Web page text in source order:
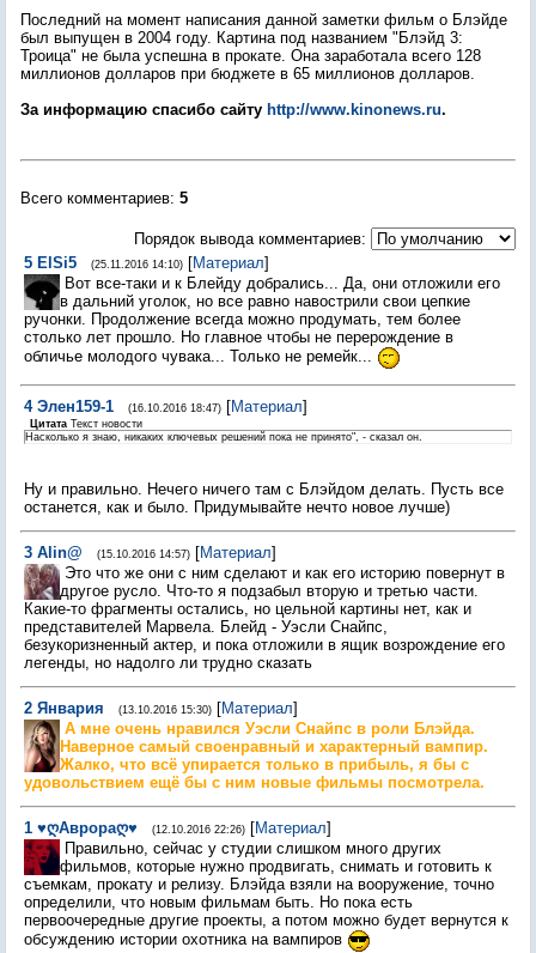
Последний на момент написания данной заметки фильм о Блэйде
был выпущен в 2004 году. Картина под названием "Блэйд 3:
Троица" не была успешна в прокате. Она заработала всего 128
миллионов долларов при бюджете в 65 миллионов долларов.
За информацию спасибо сайту http://www.kinonews.ru.
Всего комментариев: 5
Порядок вывода комментариев:
5 ElSi5 (25.11.2016 14:10) [Материал]
Вот все-таки и к Блейду добрались... Да, они отложили его
в дальний уголок, но все равно навострили свои цепкие
ручонки. Продолжение всегда можно продумать, тем более
столько лет прошло. Но главное чтобы не перерождение в
обличье молодого чувака... Только не ремейк...
4 Элен159-1 (16.10.2016 18:47) [Материал]
Цитата Текст новости
Насколько я знаю, никаких ключевых решений пока не принято", - сказал он.
Ну и правильно. Нечего ничего там с Блэйдом делать. Пусть все
останется, как и было. Придумывайте нечто новое лучше)
3 Alin@ (15.10.2016 14:57) [Материал]
Это что же они с ним сделают и как его историю повернут в
другое русло. Что-то я подзабыл вторую и третью части.
Какие-то фрагменты остались, но цельной картины нет, как и
представителей Марвела. Блейд - Уэсли Снайпс,
безукоризненный актер, и пока отложили в ящик возрождение его
легенды, но надолго ли трудно сказать
2 Январия (13.10.2016 15:30) [Материал]
А мне очень нравился Уэсли Снайпс в роли Блэйда.
Наверное самый своенравный и характерный вампир.
Жалко, что всё упирается только в прибыль, я бы с
удовольствием ещё бы с ним новые фильмы посмотрела.
1 ♥ღАврораღ♥ (12.10.2016 22:26) [Материал]
Правильно, сейчас у студии слишком много других
фильмов, которые нужно продвигать, снимать и готовить к
съемкам, прокату и релизу. Блэйда взяли на вооружение, точно
определили, что новым фильмам быть. Но пока есть
первоочередные другие проекты, а потом можно будет вернутся к
обсуждению истории охотника на вампиров